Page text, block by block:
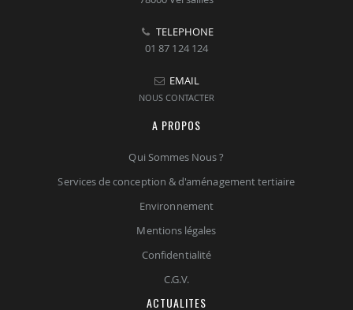
TELEPHONE
01 87 124 124
EMAIL
NOUS CONTACTER
A PROPOS
Qui Sommes Nous ?
Services de conception & d'aménagement tertiaire
Environnement
Mentions légales
Confidentialité
C.G.V.
ACTUALITES